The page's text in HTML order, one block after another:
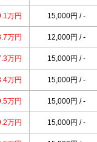
万円 15,000円 / -
万円 12,000円 / -
万円 15,000円 / -
万円 15,000円 / -
万円 15,000円 / -
万円 15,000円 / -